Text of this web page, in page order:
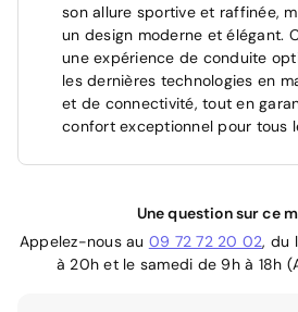
son allure sportive et raffinée,
un design moderne et élégant.
une expérience de conduite
les dernières technologies en
et de connectivité, tout en
confort exceptionnel pour tous
Une question sur ce
Appelez-nous au 09 72 72 20 02, du
à 20h et le samedi de 9h à 18h